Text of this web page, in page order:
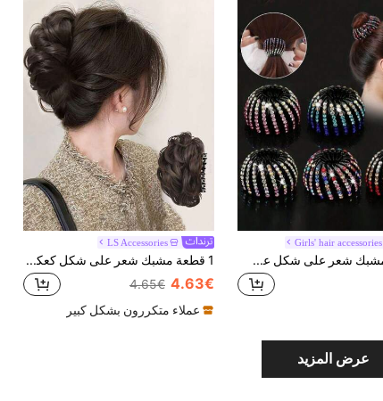
Girls' hair accessories
1 قطعة مشبك شعر على شكل عش طائر قابل للتمدد مرصع بالراينستون، أداة تصفيف كعكة الشعر المترهلة، مشبك شعر كريستالي لامع، إكسسوار شعر خلفي للنساء
LS Accessories
1 قطعة مشبك شعر على شكل كعكة الشعر الكوري، قطعة شعر مستعارة منفوشة ومجعدة، إكسسوار شعر للنساء لملابس الصيف، مشابك شعر، للسفر، عيد الميلاد
4.63€
4.65€
عملاء متكررون بشكل كبير
عرض المزيد